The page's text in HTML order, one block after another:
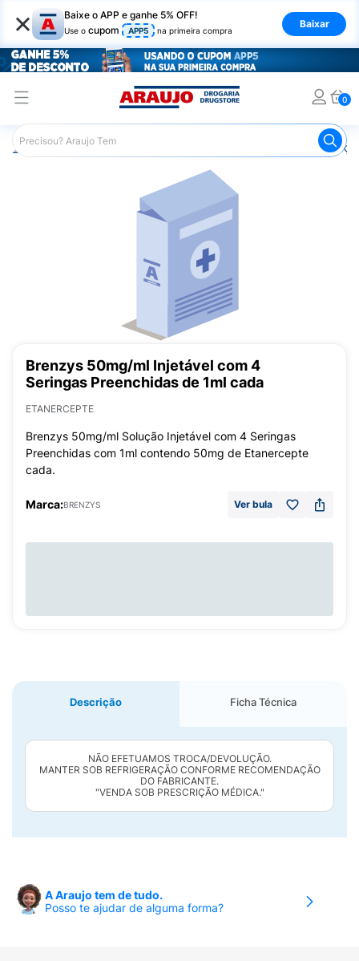
× Baixe o APP e ganhe 5% OFF!
Use o cupom APP5 na primeira compra
Baixar
0
Araujo Medicamentos Remédios para Alergias e
Brenzys 50mg/ml Injetável com 4
Seringas Preenchidas de 1ml cada
ETANERCEPTE
Brenzys 50mg/ml Solução Injetável com 4 Seringas
Preenchidas com 1ml contendo 50mg de Etanercepte
cada.
Marca:BRENZYS Ver bula
Descrição Ficha Técnica
NÃO EFETUAMOS TROCA/DEVOLUÇÃO.
MANTER SOB REFRIGERAÇÃO CONFORME RECOMENDAÇÃO
DO FABRICANTE.
"VENDA SOB PRESCRIÇÃO MÉDICA."
A Araujo tem de tudo.
Posso te ajudar de alguma forma?